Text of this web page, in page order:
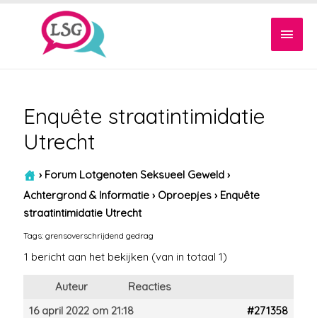
Enquête straatintimidatie
Utrecht
› Forum Lotgenoten Seksueel Geweld ›
Achtergrond & Informatie › Oproepjes › Enquête
straatintimidatie Utrecht
Tags:grensoverschrijdend gedrag
1 bericht aan het bekijken (van in totaal 1)
Auteur
Reacties
16 april 2022 om 21:18
#271358